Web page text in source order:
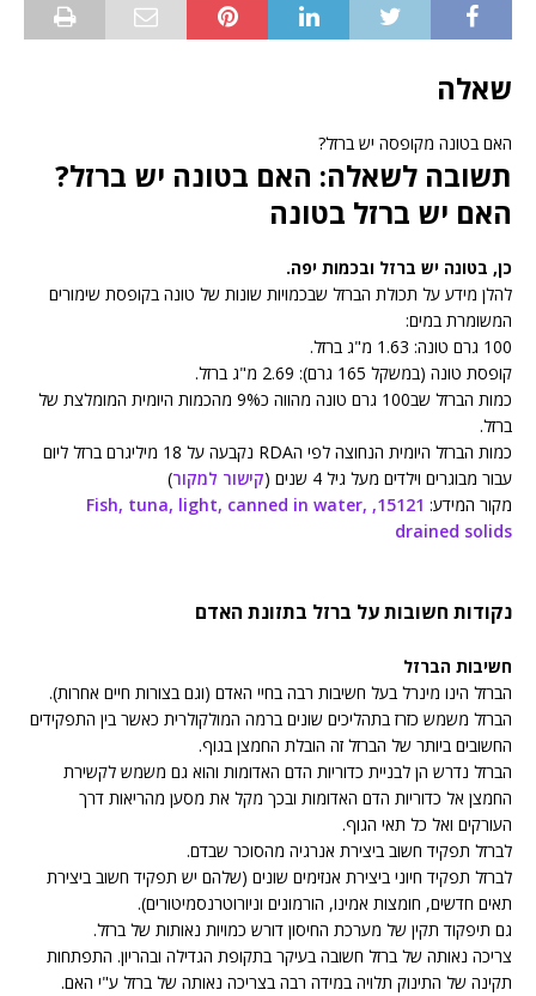
שאלה
האם בטונה מקופסה יש ברזל?
תשובה לשאלה: האם בטונה יש ברזל?
האם יש ברזל בטונה
כן, בטונה יש ברזל ובכמות יפה.
להלן מידע על תכולת הברזל שבכמויות שונות של טונה בקופסת שימורים
המשומרת במים:
100 גרם טונה: 1.63 מ"ג ברזל.
קופסת טונה (במשקל 165 גרם): 2.69 מ"ג ברזל.
כמות הברזל שב100 גרם טונה מהווה כ9% מהכמות היומית המומלצת של
ברזל.
כמות הברזל היומית הנחוצה לפי הRDA נקבעה על 18 מיליגרם ברזל ליום
עבור מבוגרים וילדים מעל גיל 4 שנים (
קישור למקור)
מקור המידע:
15121, Fish, tuna, light, canned in water,
drained solids
נקודות חשובות על ברזל בתזונת האדם
חשיבות הברזל
הברזל הינו מינרל בעל חשיבות רבה בחיי האדם (וגם בצורות חיים אחרות).
הברזל משמש כזרז בתהליכים שונים ברמה המולקולרית כאשר בין התפקידים
החשובים ביותר של הברזל זה הובלת החמצן בגוף.
הברזל נדרש הן לבניית כדוריות הדם האדומות והוא גם משמש לקשירת
החמצן אל כדוריות הדם האדומות ובכך מקל את מסען מהריאות דרך
העורקים ואל כל תאי הגוף.
לברזל תפקיד חשוב ביצירת אנרגיה מהסוכר שבדם.
לברזל תפקיד חיוני ביצירת אנזימים שונים (שלהם יש תפקיד חשוב ביצירת
תאים חדשים, חומצות אמינו, הורמונים וניורוטרנסמיטורים).
גם תיפקוד תקין של מערכת החיסון דורש כמויות נאותות של ברזל.
צריכה נאותה של ברזל חשובה בעיקר בתקופת הגדילה ובהריון. התפתחות
תקינה של התינוק תלויה במידה רבה בצריכה נאותה של ברזל ע"י האם.